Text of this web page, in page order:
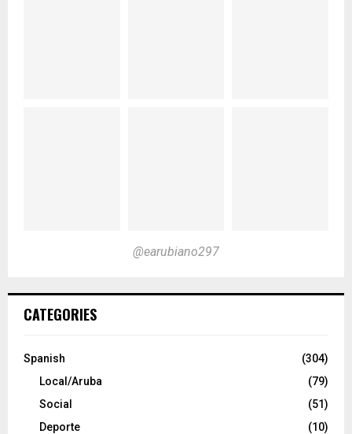
@earubiano297
CATEGORIES
Spanish
(304)
Local/Aruba
(79)
Social
(51)
Deporte
(10)